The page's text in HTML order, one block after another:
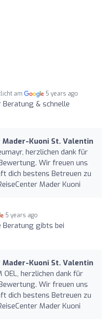
am 5 years ago
Beratung & schnelle
Kuoni St. Valentin
herzlichen dank für
Wir freuen uns
dich bestens Betreuen zu
Mader Kuoni
5 years ago
Beratung gibts bei
Kuoni St. Valentin
OEL, herzlichen dank für
Wir freuen uns
dich bestens Betreuen zu
Mader Kuoni